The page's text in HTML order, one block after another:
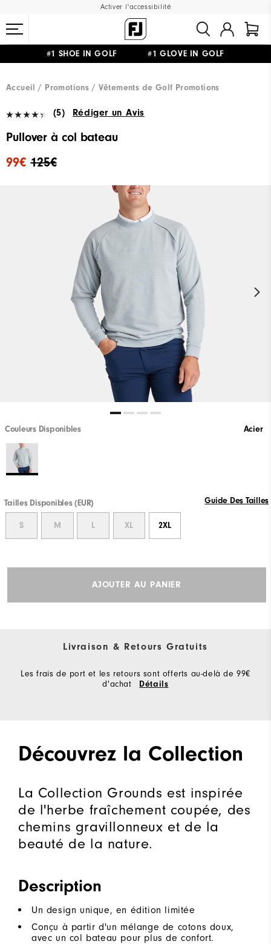
Activer l'accessibilité
#1 SHOE IN GOLF #1 GLOVE IN GOLF
Accueil
Promotions Vêtements de Golf Promotions
(5) Rédiger un Avis
Pullover à col bateau
125€
99€
Couleurs Disponibles Acier
Tailles Disponibles (EUR) Guide Des Tailles
S M L XL 2XL
AJOUTER AU PANIER
Livraison & Retours Gratuits
Les frais de port et les retours sont offerts au-delà de 99€
d'achat
Détails
Découvrez la Collection
La Collection Grounds est inspirée
de l'herbe fraîchement coupée, des
chemins gravillonneux et de la
beauté de la nature.
Description
Un design unique, en édition limitée
Conçu à partir d'un mélange de cotons doux,
avec un col bateau pour plus de confort.